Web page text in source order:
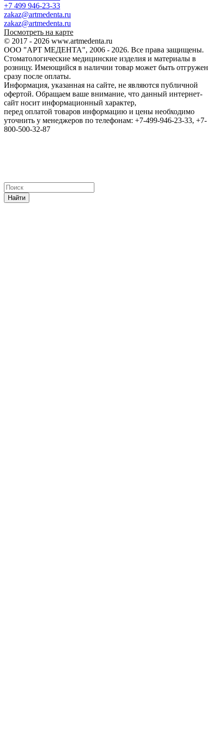
+7 499 946-23-33
zakaz@artmedenta.ru
zakaz@artmedenta.ru
Посмотреть на карте
© 2017 - 2026 www.artmedenta.ru
ООО "АРТ МЕДЕНТА", 2006 - 2026. Все права защищены.
Стоматологические медицинские изделия и материалы в
розницу. Имеющийся в наличии товар может быть отгружен
сразу после оплаты.
Информация, указанная на сайте, не являются публичной
офертой. Обращаем ваше внимание, что данный интернет-
сайт носит информационный характер,
перед оплатой товаров информацию и цены необходимо
уточнить у менеджеров по телефонам: +7-499-946-23-33, +7-
800-500-32-87
Найти